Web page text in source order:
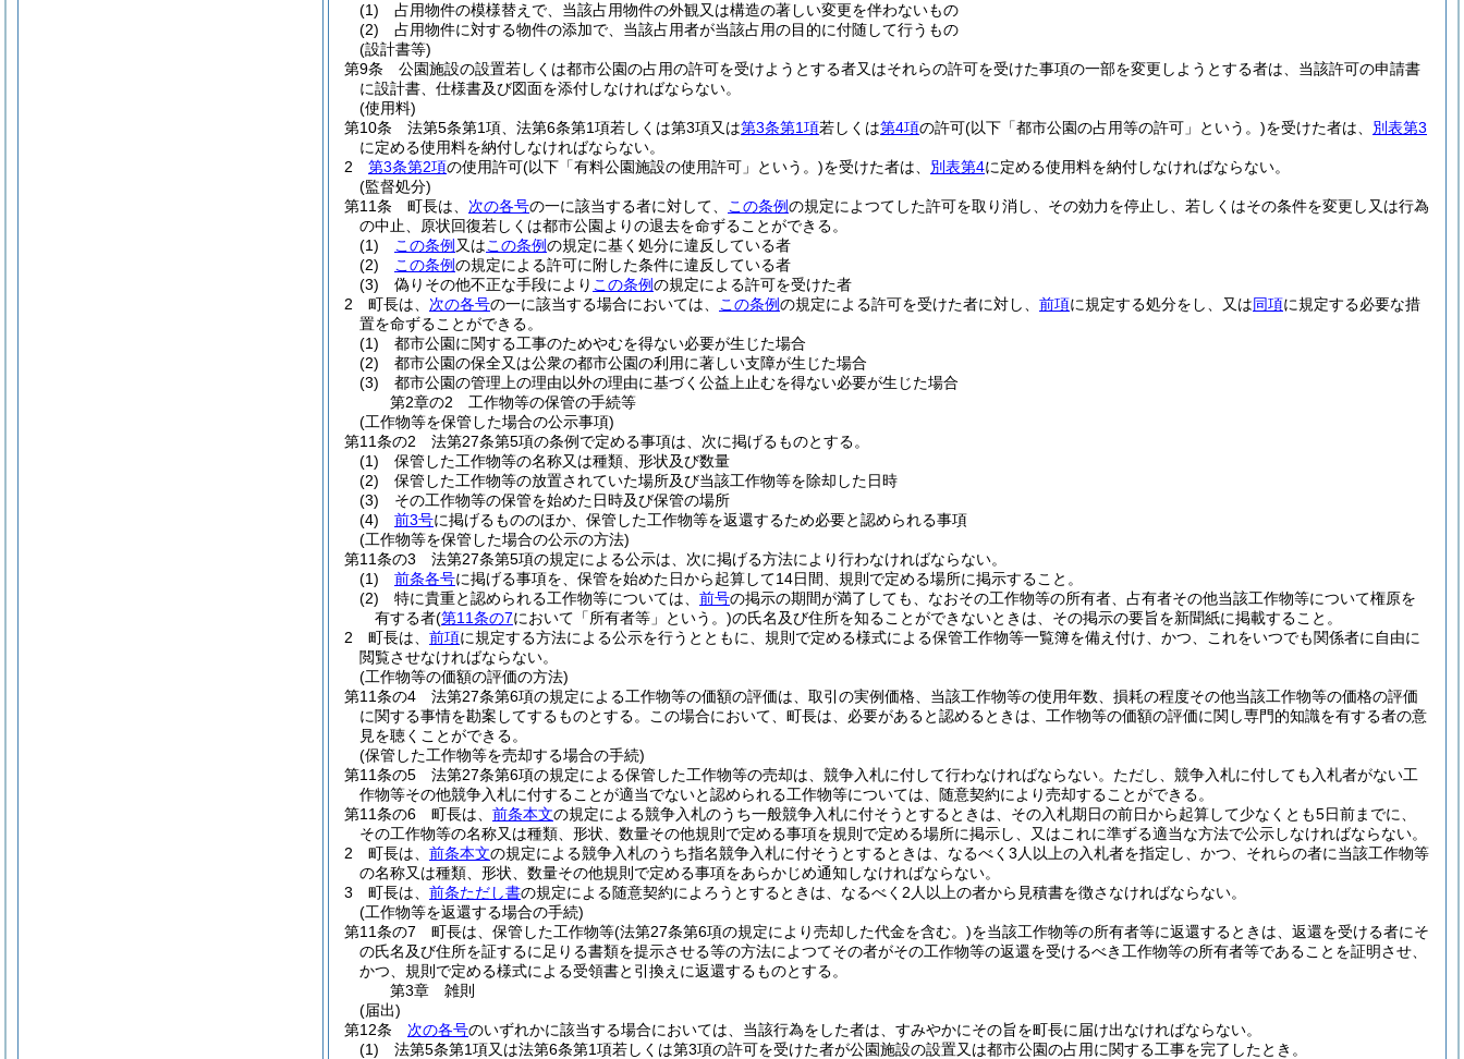
(1)
占用物件の模様替えで、当該占用物件の外観又は構造の著しい変更を伴わないもの
(2)
占用物件に対する物件の添加で、当該占用者が当該占用の目的に付随して行うもの
(設計書等)
第9条
公園施設の設置若しくは都市公園の占用の許可を受けようとする者又はそれらの許可を受けた事項の一部を変更しようとする者は、当該許可の申請書
に設計書、仕様書及び図面を添付しなければならない。
(使用料)
第10条
法第5条第1項、法第6条第1項若しくは第3項又は第3条第1項若しくは第4項の許可(以下「都市公園の占用等の許可」という。)を受けた者は、 別表第3
に定める使用料を納付しなければならない。
2
第3条第2項の使用許可(以下「有料公園施設の使用許可」という。)を受けた者は、 別表第4に定める使用料を納付しなければならない。
(監督処分)
第11条
町長は、 次の各号の一に該当する者に対して、 この条例の規定によつてした許可を取り消し、その効力を停止し、若しくはその条件を変更し又は行為
の中止、原状回復若しくは都市公園よりの退去を命ずることができる。
(1)
この条例 又はこの条例の規定に基く処分に違反している者
(2)
この条例の規定による許可に附した条件に違反している者
(3)
偽りその他不正な手段により この条例の規定による許可を受けた者
2
町長は、 次の各号の一に該当する場合においては、 この条例の規定による許可を受けた者に対し、 前項に規定する処分をし、又は同項に規定する必要な措
置を命ずることができる。
(1)
都市公園に関する工事のためやむを得ない必要が生じた場合
(2)
都市公園の保全又は公衆の都市公園の利用に著しい支障が生じた場合
(3)
都市公園の管理上の理由以外の理由に基づく公益上止むを得ない必要が生じた場合
第2章の2
工作物等の保管の手続等
(工作物等を保管した場合の公示事項)
第11条の2
法第27条第5項の条例で定める事項は、次に掲げるものとする。
(1)
保管した工作物等の名称又は種類、形状及び数量
(2)
保管した工作物等の放置されていた場所及び当該工作物等を除却した日時
(3)
その工作物等の保管を始めた日時及び保管の場所
(4)
前3号に掲げるもののほか、保管した工作物等を返還するため必要と認められる事項
(工作物等を保管した場合の公示の方法)
第11条の3
法第27条第5項の規定による公示は、次に掲げる方法により行わなければならない。
(1)
前条各号に掲げる事項を、保管を始めた日から起算して14日間、規則で定める場所に掲示すること。
(2)
特に貴重と認められる工作物等については、 前号の掲示の期間が満了しても、なおその工作物等の所有者、占有者その他当該工作物等について権原を
有する者(第11条の7において「所有者等」という。)の氏名及び住所を知ることができないときは、その掲示の要旨を新聞紙に掲載すること。
2
町長は、 前項に規定する方法による公示を行うとともに、規則で定める様式による保管工作物等一覧簿を備え付け、かつ、これをいつでも関係者に自由に
閲覧させなければならない。
(工作物等の価額の評価の方法)
第11条の4
法第27条第6項の規定による工作物等の価額の評価は、取引の実例価格、当該工作物等の使用年数、損耗の程度その他当該工作物等の価格の評価
に関する事情を勘案してするものとする。
この場合において、町長は、必要があると認めるときは、工作物等の価額の評価に関し専門的知識を有する者の意
見を聴くことができる。
(保管した工作物等を売却する場合の手続)
第11条の5
法第27条第6項の規定による保管した工作物等の売却は、競争入札に付して行わなければならない。 ただし、競争入札に付しても入札者がない工
作物等その他競争入札に付することが適当でないと認められる工作物等については、随意契約により売却することができる。
第11条の6
町長は、 前条本文の規定による競争入札のうち一般競争入札に付そうとするときは、その入札期日の前日から起算して少なくとも5日前までに、
その工作物等の名称又は種類、形状、数量その他規則で定める事項を規則で定める場所に掲示し、又はこれに準ずる適当な方法で公示しなければならない。
2
町長は、 前条本文の規定による競争入札のうち指名競争入札に付そうとするときは、なるべく3人以上の入札者を指定し、かつ、それらの者に当該工作物等
の名称又は種類、形状、数量その他規則で定める事項をあらかじめ通知しなければならない。
3
町長は、 前条ただし書の規定による随意契約によろうとするときは、なるべく2人以上の者から見積書を徴さなければならない。
(工作物等を返還する場合の手続)
第11条の7
町長は、保管した工作物等(法第27条第6項の規定により売却した代金を含む。)を当該工作物等の所有者等に返還するときは、返還を受ける者にそ
の氏名及び住所を証するに足りる書類を提示させる等の方法によつてその者がその工作物等の返還を受けるべき工作物等の所有者等であることを証明させ、
かつ、規則で定める様式による受領書と引換えに返還するものとする。
第3章
雑則
(届出)
第12条
次の各号のいずれかに該当する場合においては、当該行為をした者は、すみやかにその旨を町長に届け出なければならない。
(1)
法第5条第1項又は法第6条第1項若しくは第3項の許可を受けた者が公園施設の設置又は都市公園の占用に関する工事を完了したとき。